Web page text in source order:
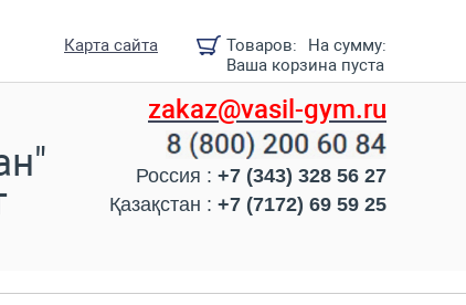
Товаров:
На сумму:
Ваша корзина пуста
Карта сайта
zakaz@vasil-gym.ru
Россия : +7 (343) 328 56 27
Қазақстан : +7 (7172) 69 59 25